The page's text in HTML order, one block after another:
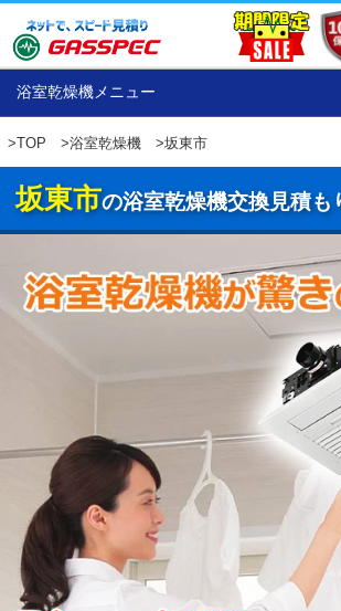
浴室乾燥機メニュー
>TOP >浴室乾燥機 >坂東市
坂東市の浴室乾燥機交換見積も